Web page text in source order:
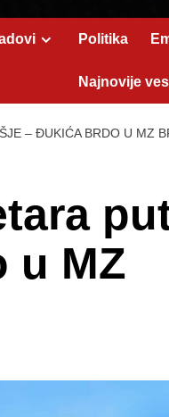
Politika
Najnovije
– ĐUKIĆA BRDO U MZ
u MZ